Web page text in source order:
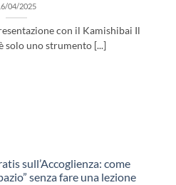
04/2025
con il Kamishibai Il
solo uno strumento [...]
sull’Accoglienza: come
senza fare una lezione